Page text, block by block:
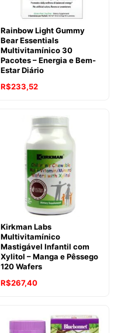
Rainbow Light Gummy
Bear Essentials
Multivitamínico 30
Pacotes – Energia e Bem-
Estar Diário
R$233,52
Kirkman Labs
Multivitamínico
Mastigável Infantil com
Xylitol – Manga e Pêssego
120 Wafers
R$267,40